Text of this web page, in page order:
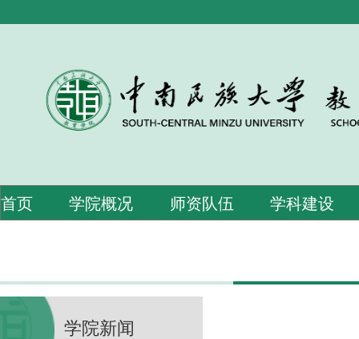
首页 学院概况 师资队伍 学科建设
学院新闻